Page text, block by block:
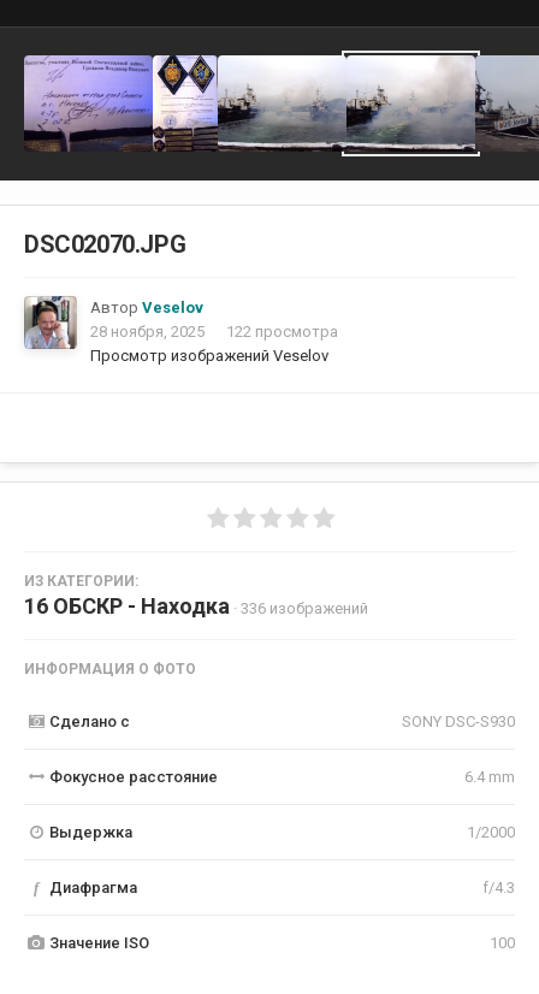
DSC02070.JPG
Автор Veselov
28 ноября, 2025
122 просмотра
Просмотр изображений Veselov
ИЗ КАТЕГОРИИ:
16 ОБСКР - Находка · 336 изображений
ИНФОРМАЦИЯ О ФОТО
Сделано с SONY DSC-S930
Фокусное расстояние 6.4 mm
Выдержка 1/2000
f Диафрагма f/4.3
Значение ISO 100